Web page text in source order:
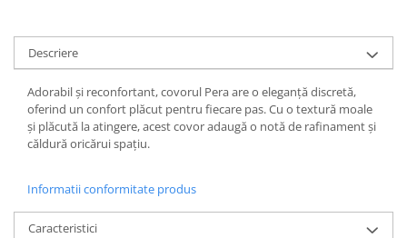
Descriere
Adorabil și reconfortant, covorul Pera are o eleganță discretă,
oferind un confort plăcut pentru fiecare pas. Cu o textură moale
și plăcută la atingere, acest covor adaugă o notă de rafinament și
căldură oricărui spațiu.
Informatii conformitate produs
Caracteristici